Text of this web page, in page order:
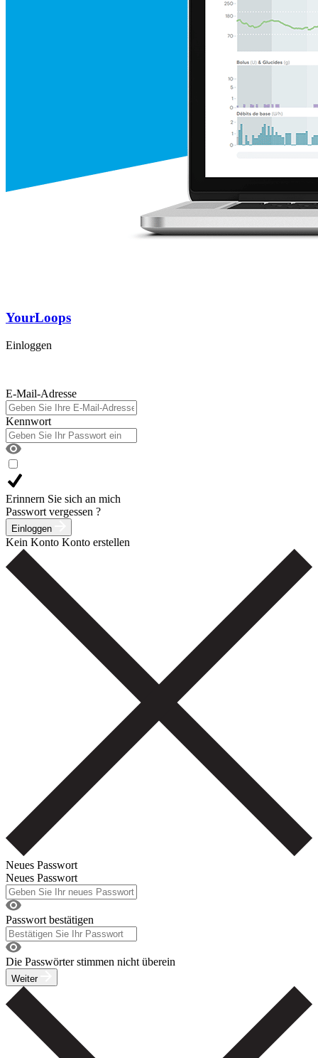
YourLoops
Einloggen
E-Mail-Adresse
Kennwort
Erinnern Sie sich an mich
Passwort vergessen ?
Einloggen
Kein Konto Konto erstellen
Neues Passwort
Neues Passwort
Passwort bestätigen
Die Passwörter stimmen nicht überein
Weiter